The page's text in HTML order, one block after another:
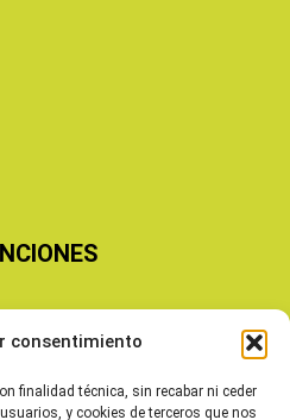
consentimiento
finalidad técnica, sin recabar ni ceder
y cookies de terceros que nos